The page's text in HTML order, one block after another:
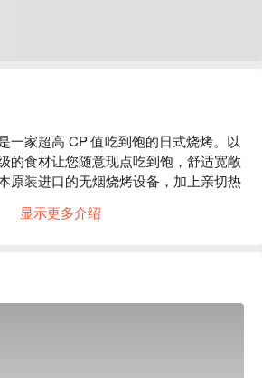
一家超高 CP 值吃到饱的日式烧烤。以
的食材让您随意现点吃到饱，舒适宽敞
原装进口的无烟烧烤设备，加上亲切热
单必点：香葱牛舌 / 安格斯无骨牛小排
荐：位置近捷运西门站，步行约 5 分钟
装进口的无烟烧烤设备，用餐环境舒适
显示更多介绍